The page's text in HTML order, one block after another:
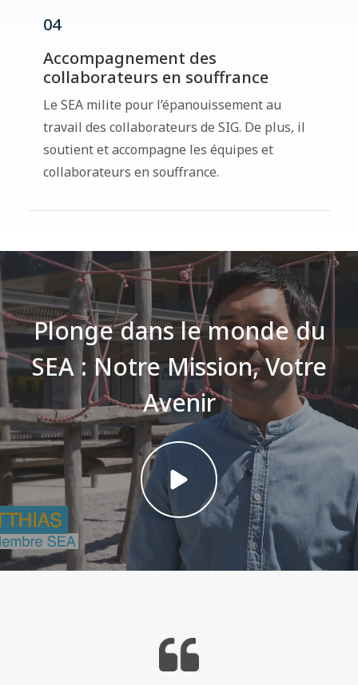
04
Accompagnement des
collaborateurs en souffrance
Le SEA milite pour l’épanouissement au
travail des collaborateurs de SIG. De plus, il
soutient et accompagne les équipes et
collaborateurs en souffrance.
Plonge dans le monde du
SEA : Notre Mission, Votre
Avenir